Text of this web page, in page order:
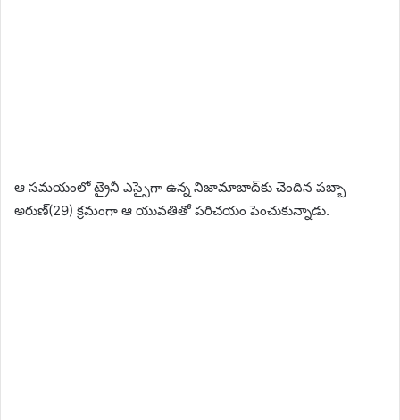
ఆ సమయంలో ట్రైనీ ఎస్సైగా ఉన్న నిజామాబాద్‌కు చెందిన పబ్బా
అరుణ్‌(29) క్రమంగా ఆ యువతితో పరిచయం పెంచుకున్నాడు.